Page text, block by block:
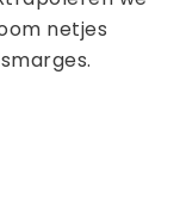
netjes